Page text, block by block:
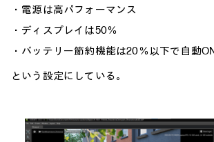
・電源は高パフォーマンス
・ディスプレイは50％
・バッテリー節約機能は20％以下で自動
という設定にしている。